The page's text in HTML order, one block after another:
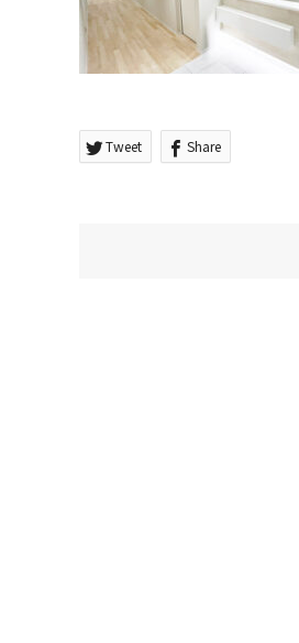
Tweet Share